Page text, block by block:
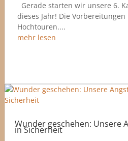
Gerade starten wir unsere 6.
dieses Jahr! Die
Hochtouren....
mehr lesen
Wunder geschehen: Unsere
in Sicherheit